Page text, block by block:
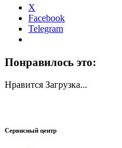
X
Facebook
Telegram
Понравилось это:
Нравится Загрузка...
Сервисный центр